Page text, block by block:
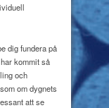
dig fundera på
kommit så
och
om dygnets
att se